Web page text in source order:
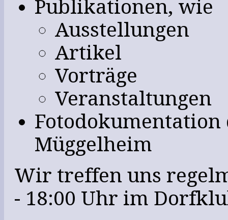
Publikationen, wie
Ausstellungen
Artikel
Vorträge
Veranstaltungen
Fotodokumentation
Müggelheim
Wir treffen uns
- 18:00 Uhr im